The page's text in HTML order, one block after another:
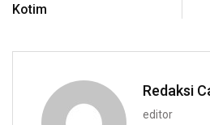
Kotim
Redaksi
editor